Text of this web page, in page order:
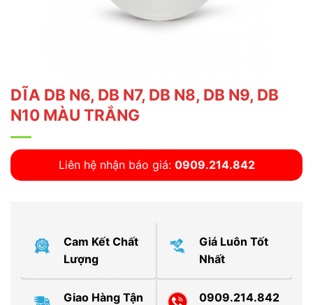
DĨA DB N6, DB N7, DB N8, DB N9, DB
N10 MÀU TRẮNG
Liên hệ nhận báo giá: 0909.214.842
Cam Kết Chất
Lượng
Giá Luôn Tốt
Nhất
Giao Hàng Tận
0909.214.842